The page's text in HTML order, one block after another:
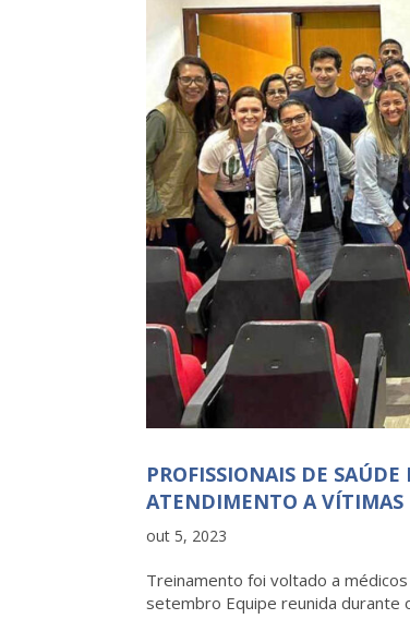
PROFISSIONAIS DE
ATENDIMENTO A VÍTIMAS
out 5, 2023
Treinamento foi voltado a
setembro Equipe reunida durante